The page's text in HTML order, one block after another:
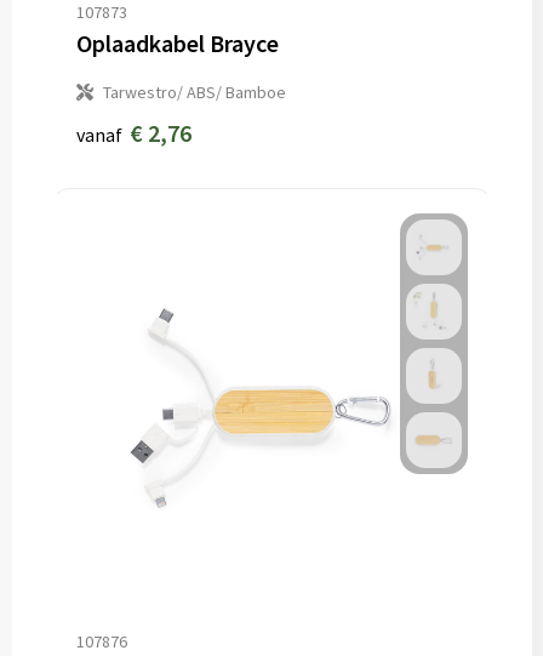
107873
Oplaadkabel Brayce
Tarwestro/ ABS/ Bamboe
vanaf € 2,76
107876